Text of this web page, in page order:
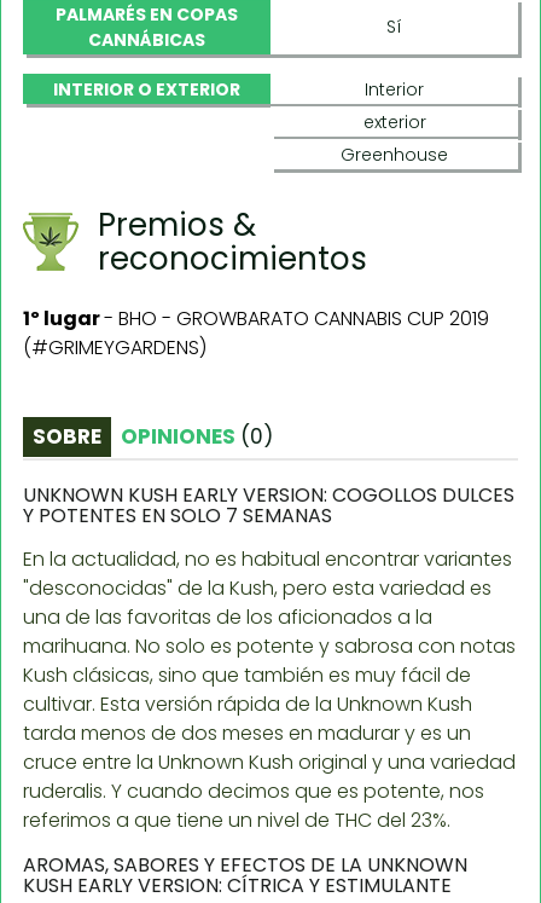
PALMARÉS EN COPAS
CANNÁBICAS
Sí
INTERIOR O EXTERIOR
Interior
exterior
Greenhouse
Premios &
reconocimientos
1º lugar- BHO - GROWBARATO CANNABIS CUP 2019
(#GRIMEYGARDENS)
SOBRE OPINIONES (0)
UNKNOWN KUSH EARLY VERSION: COGOLLOS DULCES
Y POTENTES EN SOLO 7 SEMANAS
En la actualidad, no es habitual encontrar variantes
"desconocidas" de la Kush, pero esta variedad es
una de las favoritas de los aficionados a la
marihuana. No solo es potente y sabrosa con notas
Kush clásicas, sino que también es muy fácil de
cultivar. Esta versión rápida de la Unknown Kush
tarda menos de dos meses en madurar y es un
cruce entre la Unknown Kush original y una variedad
ruderalis. Y cuando decimos que es potente, nos
referimos a que tiene un nivel de THC del 23%.
AROMAS, SABORES Y EFECTOS DE LA UNKNOWN
KUSH EARLY VERSION: CÍTRICA Y ESTIMULANTE